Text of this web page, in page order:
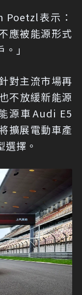
Poetzl表示：
應被能源形式
」
對主流市場再
不放緩新能源
源車Audi E5
擴展電動車產
擇。